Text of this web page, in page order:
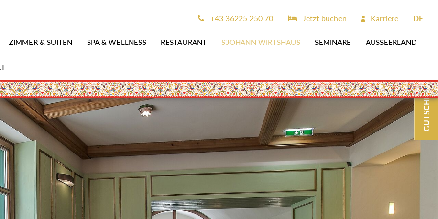
ZIMMER & SUITEN SPA & WELLNESS RESTAURANT S'JOHANN WIRTSHAUS SEMINARE AUSSEERLAND
+43 36225 250 70 Jetzt buchen Karriere DE
GUTSCHEINE